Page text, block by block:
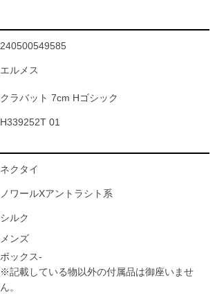
240500549585
エルメス
クラバット 7cm Hゴシック
H339252T 01
ネクタイ
ノワールXアントラシト系
シルク
メンズ
ボックス-
※記載している物以外の付属品は御座いませ
ん。